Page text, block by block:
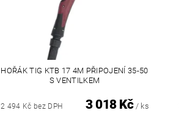
HOŘÁK TIG KTB 17 4M PŘIPOJENÍ 35-50
S VENTILKEM
2 494 Kč bez DPH 3 018 Kč / ks